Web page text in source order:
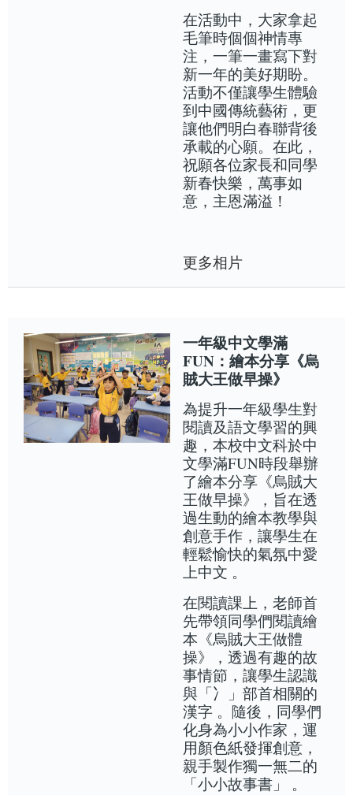
在活動中，大家拿起
毛筆時個個神情專
注，一筆一畫寫下對
新一年的美好期盼。
活動不僅讓學生體驗
到中國傳統藝術，更
讓他們明白春聯背後
承載的心願。在此，
祝願各位家長和同學
新春快樂，萬事如
意，主恩滿溢！
更多相片
一年級中文學滿
FUN：繪本分享《烏
賊大王做早操》
為提升一年級學生對
閱讀及語文學習的興
趣，本校中文科於中
文學滿FUN時段舉辦
了繪本分享《烏賊大
王做早操》，旨在透
過生動的繪本教學與
創意手作，讓學生在
輕鬆愉快的氣氛中愛
上中文 。
在閱讀課上，老師首
先帶領同學們閱讀繪
本《烏賊大王做體
操》，透過有趣的故
事情節，讓學生認識
與「冫」部首相關的
漢字 。隨後，同學們
化身為小小作家，運
用顏色紙發揮創意，
親手製作獨一無二的
「小小故事書」 。